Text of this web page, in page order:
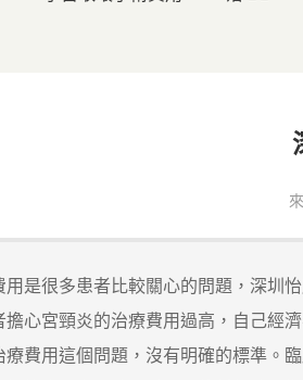
很多患者比較關心的問題，深圳怡
心宮頸炎的治療費用過高，自己經
用這個問題，沒有明確的標準。臨